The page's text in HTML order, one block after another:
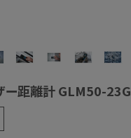
ー距離計 GLM50-23G